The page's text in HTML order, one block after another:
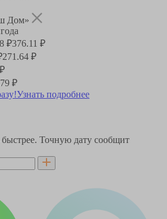
Дом»
₽376.11 ₽
271.64 ₽
₽
Узнать подробнее
быстрее. Точную дату сообщит